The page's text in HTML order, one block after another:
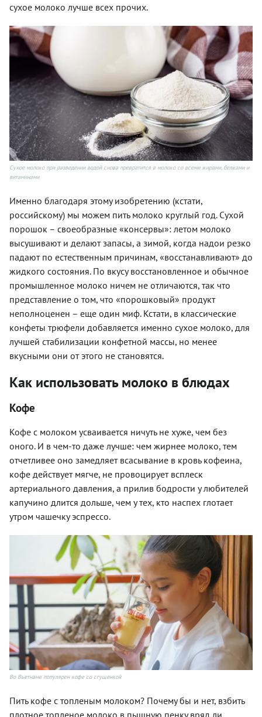
сухое молоко лучше всех прочих.
Сухое молоко при разведении водой снова превратится в молоко со всеми жирами, белками и
витаминами
Именно благодаря этому изобретению (кстати,
российскому) мы можем пить молоко круглый год. Сухой
порошок – своеобразные «консервы»: летом молоко
высушивают и делают запасы, а зимой, когда надои резко
падают по естественным причинам, «восстанавливают» до
жидкого состояния. По вкусу восстановленное и обычное
промышленное молоко ничем не отличаются, так что
представление о том, что «порошковый» продукт
неполноценен – еще один миф. Кстати, в классические
конфеты трюфели добавляется именно сухое молоко, для
лучшей стабилизации конфетной массы, но менее
вкусными они от этого не становятся.
Как использовать молоко в блюдах
Кофе
Кофе с молоком усваивается ничуть не хуже, чем без
оного. И в чем-то даже лучше: чем жирнее молоко, тем
отчетливее оно замедляет всасывание в кровь кофеина,
кофе действует мягче, не провоцирует всплеск
артериального давления, а прилив бодрости у любителей
капучино длится дольше, чем у тех, кто наспех глотает
утром чашечку эспрессо.
Во Вьетнаме популярен кофе со сгущенкой
Пить кофе с топленым молоком? Почему бы и нет, взбить
плотное топленое молоко в пышную пенку вряд ли